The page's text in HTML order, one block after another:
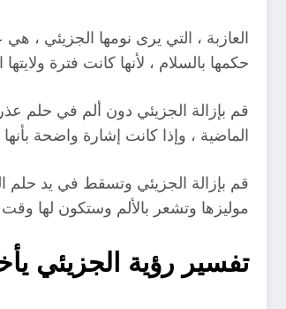
العازبة ، التي يرى نومها الجزيئي
حكمها بالسلام ، لأنها كانت فترة
قم بإزالة الجزيئي دون ألم في حلم
الماضية ، وإذا كانت إشارة واضحة
قم بإزالة الجزيئي وتسقط في يد حلم
موليزها وتشعر بالألم وستكون لها وقت
تفسير رؤية الجزيئي